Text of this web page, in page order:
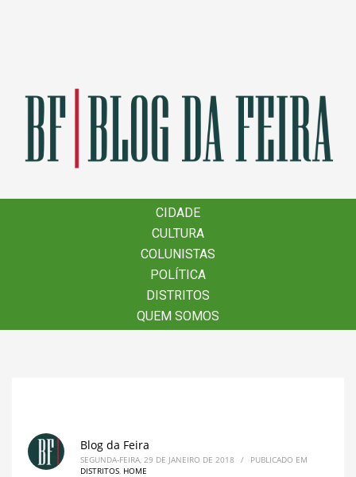
CIDADE
CULTURA
COLUNISTAS
POLÍTICA
DISTRITOS
QUEM SOMOS
CIDADE
CULTURA
COLUNISTAS
POLÍTICA
DISTRITOS
QUEM SOMOS
Blog da Feira
SEGUNDA-FEIRA, 29 DE JANEIRO DE 2018 /
PUBLICADO EM
DISTRITOS, HOME